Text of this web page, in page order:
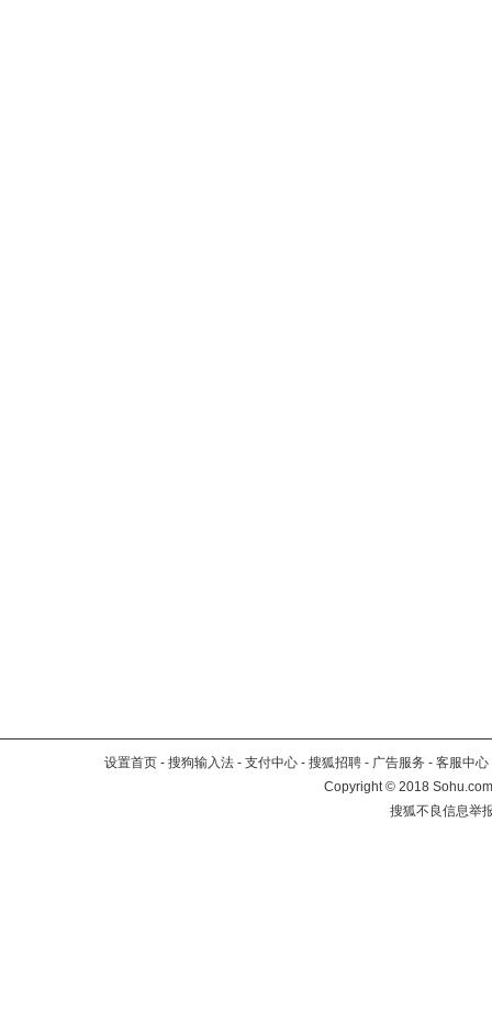
设置首页 - 搜狗输入法 - 支付中心 - 搜狐招聘 - 广告服务 - 客服中心
Copyright©2018
搜狐不良信息举